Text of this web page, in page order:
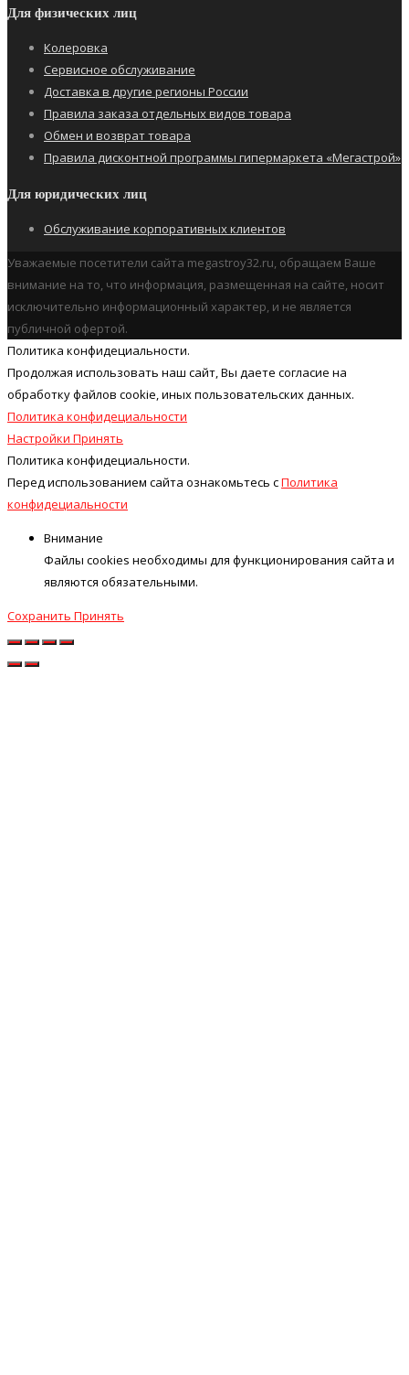
Для физических лиц
Колеровка
Сервисное обслуживание
Доставка в другие регионы России
Правила заказа отдельных видов товара
Обмен и возврат товара
Правила дисконтной программы гипермаркета «Мегастрой»
Для юридических лиц
Обслуживание корпоративных клиентов
Уважаемые посетители сайта megastroy32.ru, обращаем Ваше
внимание на то, что информация, размещенная на сайте, носит
исключительно информационный характер, и не является
публичной офертой.
Политика конфидециальности.
Продолжая использовать наш cайт, Вы даете согласие на
обработку файлов cookie, иных пользовательских данных.
Политика конфидециальности
Настройки Принять
Политика конфидециальности.
Перед использованием сайта ознакомьтесь сПолитика
конфидециальности
Внимание
Файлы cookies необходимы для функционирования сайта и
являются обязательными.
Сохранить Принять